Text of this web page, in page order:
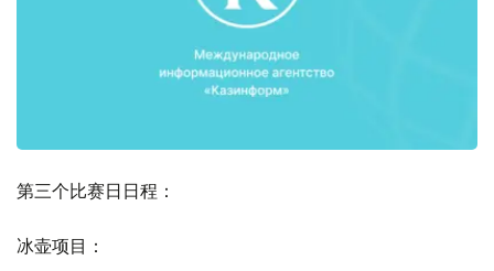
第三个比赛日日程：
冰壶项目：